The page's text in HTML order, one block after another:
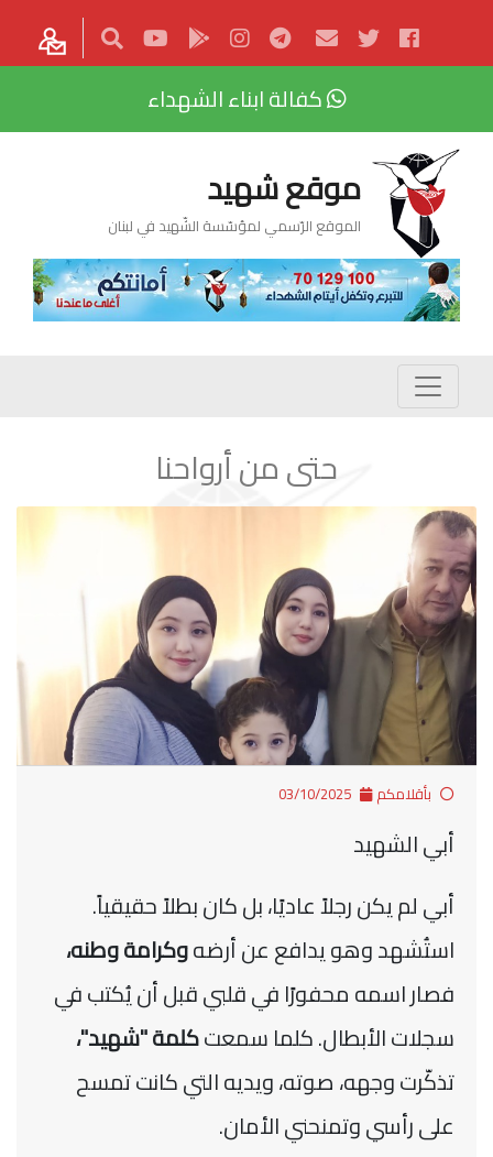
كفالة ابناء الشهداء
موقع شهيد
الموقع الرّسمي لمؤسّسة الشّهيد في لبنان
حتى من أرواحنا
بأقلامكم
أبي الشهيد
أبي لم يكن رجلاً عاديًا، بل كان بطلاً حقيقياً.
استُشهد وهو يدافع عن أرضهوكرامة وطنه،
فصار اسمه محفورًا في قلبي قبل أن يُكتب في
سجلات الأبطال. كلما سمعتكلمة "شهيد"،
تذكّرت وجهه، صوته، ويديه التي كانت تمسح
على رأسي وتمنحني الأمان.